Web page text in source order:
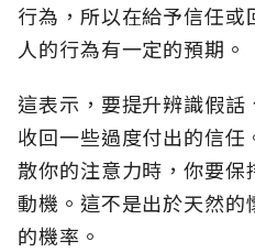
行為，所以在給予信任
人的行為有一定的預期。
這表示，要提升辨識假
收回一些過度付出的信
散你的注意力時，你要
動機。這不是出於天然
的機率。